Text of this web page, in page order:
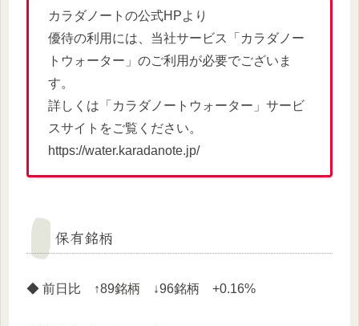
カラダノートの公式HPより
優待の利用には、当社サービス「カラダノー
トウォーター」のご利用が必要でございま
す。
詳しくは「カラダノートウォーター」サービ
スサイトをご覧ください。
https://water.karadanote.jp/
保有銘柄
◆ 前日比 ↑89銘柄 ↓96銘柄 +0.16%